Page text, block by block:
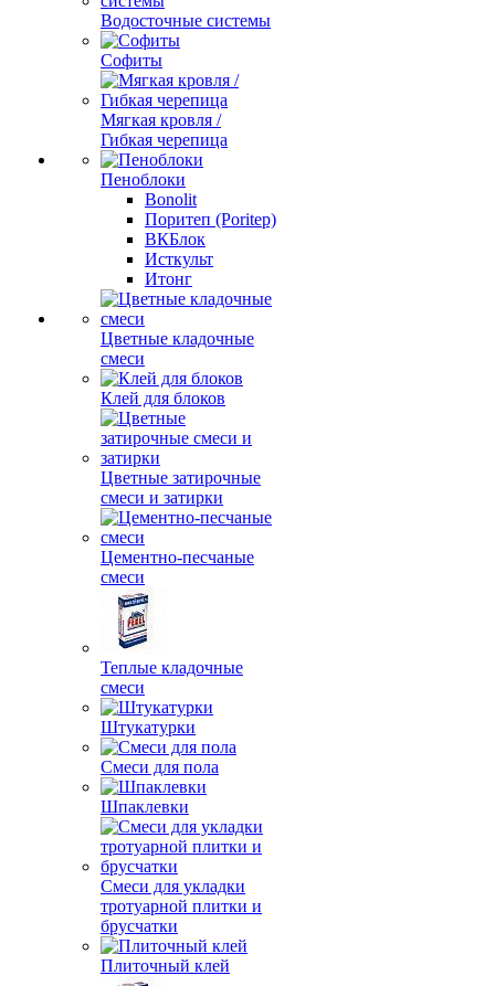
Водосточные системы
Софиты
Мягкая кровля /
Гибкая черепица
Пеноблоки
Bonolit
Поритеп (Poritep)
ВКБлок
Исткульт
Итонг
Цветные кладочные
смеси
Клей для блоков
Цветные затирочные
смеси и затирки
Цементно-песчаные
смеси
Теплые кладочные
смеси
Штукатурки
Смеси для пола
Шпаклевки
Смеси для укладки
тротуарной плитки и
брусчатки
Плиточный клей